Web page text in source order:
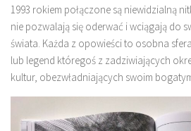
1993 rokiem połączone są niewidzialną
nie pozwalają się oderwać i wciągają do
świata. Każda z opowieści to osobna
lub legend któregoś z zadziwiających
kultur, obezwładniających swoim